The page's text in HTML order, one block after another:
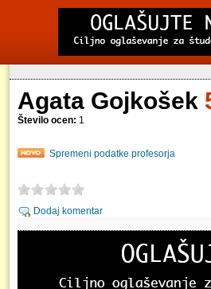
Agata Gojkošek
Število ocen: 1
Spremeni podatke profesorja
Dodaj komentar